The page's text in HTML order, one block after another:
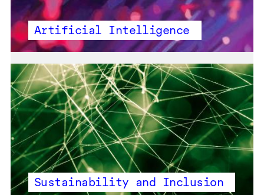
Artificial Intelligence
Sustainability and Inclusion